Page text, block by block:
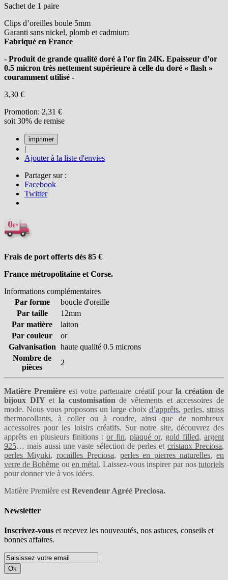
Sachet de 1 paire
Clips d’oreilles boule 5mm
Garanti sans nickel, plomb et cadmium
Fabriqué en France
- Produit de grande qualité doré à l'or fin 24K. Epaisseur d’or
0.5 micron très nettement supérieure à celle du doré « flash »
couramment utilisé -
3,30 €
Promotion: 2,31 €
soit 30% de remise
|
Ajouter à la liste d'envies
Partager sur :
Facebook
Twitter
Frais de port offerts dès 85 €
France métropolitaine et Corse.
Informations complémentaires
Par forme
boucle d'oreille
Par taille
12mm
Par matière
laiton
Par couleur
or
Galvanisation haute qualité 0.5 microns
Nombre de
pièces
2
Matière Première est votre partenaire créatif pourla création de
bijoux DIY etla customisation de vêtements et accessoires de
mode. Nous vous proposons un large choix d’apprêts, perles, strass
thermocollants,à collerouà coudre, ainsi que de nombreux
accessoires pour les loisirs créatifs. Sur notre site, découvrez des
apprêts en plusieurs finitions : or fin, plaqué or, gold filled, argent
925… mais aussi une vaste sélection de perles et cristaux Preciosa,
perles Miyuki, rocailles Preciosa, perles en pierres naturelles, en
verre de Bohême ou en métal. Laissez-vous inspirer par nostutoriels
pour donner vie à vos idées.
Matière Première est Revendeur Agréé Preciosa.
Newsletter
Inscrivez-vous et recevez les nouveautés, nos astuces, conseils et
bonnes affaires.
Ok